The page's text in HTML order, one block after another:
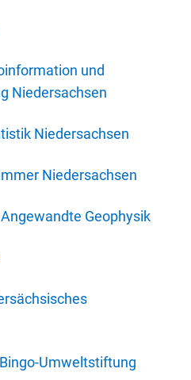
und
Niedersachsen
Niedersachsen
Niedersachsen
Geophysik
Umweltstiftung